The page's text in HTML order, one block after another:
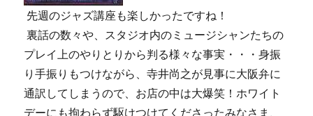
先週のジャズ講座も楽しかったですね！
裏話の数々や、スタジオ内のミュージシャンたちの
プレイ上のやりとりから判る様々な事実・・・身振
り手振りもつけながら、寺井尚之が見事に大阪弁に
通訳してしまうので、お店の中は大爆笑！ホワイト
デーにも拘わらず駆けつけてくださったみなさま、